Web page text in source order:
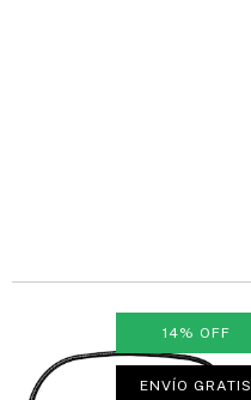
14% OFF
ENVÍO GRATIS